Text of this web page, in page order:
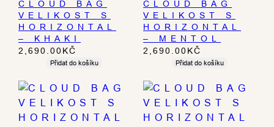
CLOUD BAG
VELIKOST S
HORIZONTAL
– KHAKI
2,690.00 KČ
Přidat do košíku
CLOUD BAG
VELIKOST S
HORIZONTAL
– MENTOL
2,690.00 KČ
Přidat do košíku